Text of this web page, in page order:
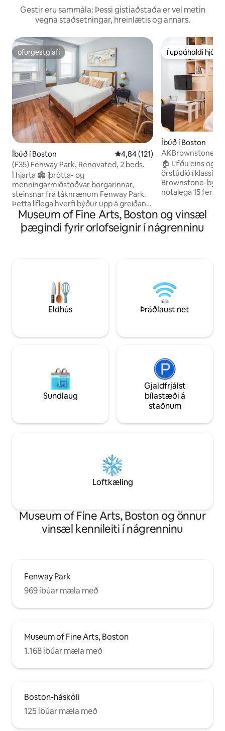
Gestir eru sammála: Þessi gistiaðstaða er vel metin
vegna staðsetningar, hreinlætis og annars.
ofurgestgjafi
ofurgestgjafi
Íbúð í Boston 4,84 af 5 í meðaleinkunn, 121
4,84 (121)
(F35) Fenway Park, Renovated, 2 beds.
Í hjarta 🏟️ íþrótta- og
menningarmiðstöðvar borgarinnar,
steinsnar frá táknrænum Fenway Park.
Þetta líflega hverfi býður upp á greiðan
aðgang að Back Bay og flottum
verslunum meðfram Newbury Street
ásamt óteljandi veitingastöðum og
frístundum og sjúkrahúsum. Með
frábærum samgöngutengingum getur
þú notið vel tengdrar upplifunar í Boston
fyrir utan dyrnar hjá þér.
Í uppáhaldi hjá
Í uppáhaldi hjá
Íbúð í Boston
AKBrownstone:
🏠 Lifðu eins og
örstúdíó í
Brownstone-byggingum
notalega 15
með trjáþrepum 🚇 5 mínútna ganga að
T
stoppistöðin að
söguslóðinni Fort
ókeypis
Museum of Fine Arts, Boston og vinsæl
þægindi fyrir orlofseignir í nágrenninu
Eldhús Þráðlaust net
Sundlaug
Gjaldfrjálst
bílastæði á
staðnum
Loftkæling
Museum of Fine Arts, Boston og önnur
vinsæl kennileiti í nágrenninu
Fenway Park
969 íbúar mæla með
Museum of Fine Arts, Boston
1.168 íbúar mæla með
Boston-háskóli
125 íbúar mæla með